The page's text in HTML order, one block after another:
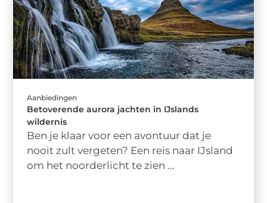
Aanbiedingen
Betoverende aurora jachten in IJslands
wildernis
Ben je klaar voor een avontuur dat je
nooit zult vergeten? Een reis naar IJsland
om het noorderlicht te zien ...